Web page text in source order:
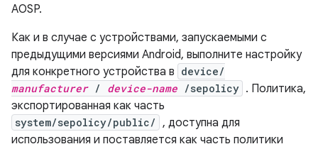
AOSP.
Как и в случае с устройствами, запускаемыми с
предыдущими версиями Android, выполните настройку
для конкретного устройства в device/
manufacturer/ device-name /sepolicy . Политика,
экспортированная как часть
system/sepolicy/public/ , доступна для
использования и поставляется как часть политики